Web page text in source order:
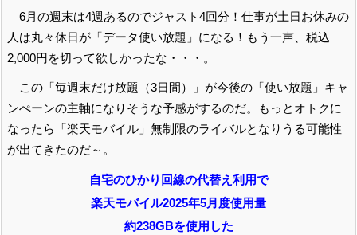
6月の週末は4週あるのでジャスト4回分！仕事が土日お休みの
人は丸々休日が「データ使い放題」になる！もう一声、税込
2,000円を切って欲しかったな・・・。
この「毎週末だけ放題（3日間）」が今後の「使い放題」キャ
ンぺーンの主軸になりそうな予感がするのだ。もっとオトクに
なったら「楽天モバイル」無制限のライバルとなりうる可能性
が出てきたのだ～。
自宅のひかり回線の代替え利用で
楽天モバイル2025年5月度使用量
約238GBを使用した